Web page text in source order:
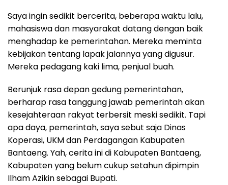
Saya ingin sedikit bercerita, beberapa waktu lalu,
mahasiswa dan masyarakat datang dengan baik
menghadap ke pemerintahan. Mereka meminta
kebijakan tentang lapak jalannya yang digusur.
Mereka pedagang kaki lima, penjual buah.
Berunjuk rasa depan gedung pemerintahan,
berharap rasa tanggung jawab pemerintah akan
kesejahteraan rakyat terbersit meski sedikit. Tapi
apa daya, pemerintah, saya sebut saja Dinas
Koperasi, UKM dan Perdagangan Kabupaten
Bantaeng. Yah, cerita ini di Kabupaten Bantaeng,
Kabupaten yang belum cukup setahun dipimpin
Ilham Azikin sebagai Bupati.